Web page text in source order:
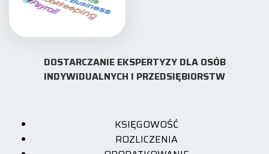
DOSTARCZANIE EKSPERTYZY DLA OSÓB
INDYWIDUALNYCH I PRZEDSIĘBIORSTW
KSIĘGOWOŚĆ
ROZLICZENIA